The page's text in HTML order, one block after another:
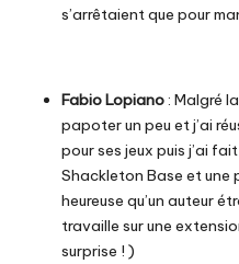
s’arrêtaient que pour
Fabio Lopiano: Malgré
papoter un peu et j’ai
pour ses jeux puis j’ai
Shackleton Base et une
heureuse qu’un auteur
travaille sur une
surprise ! )